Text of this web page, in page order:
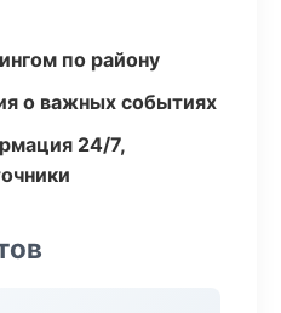
по району
о важных событиях
24/7,